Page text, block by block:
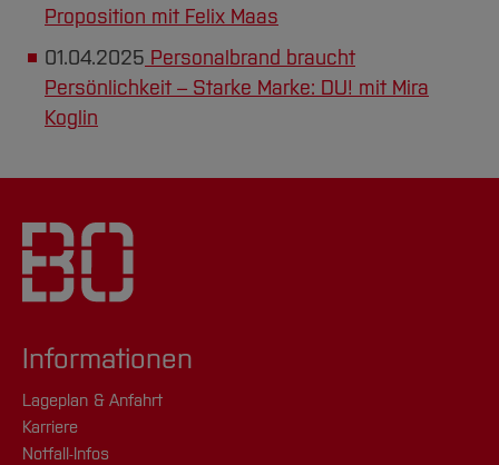
Proposition mit Felix Maas
01.04.2025 Personalbrand braucht
Persönlichkeit – Starke Marke: DU! mit Mira
Koglin
Informationen
Lageplan & Anfahrt
Karriere
Notfall-Infos